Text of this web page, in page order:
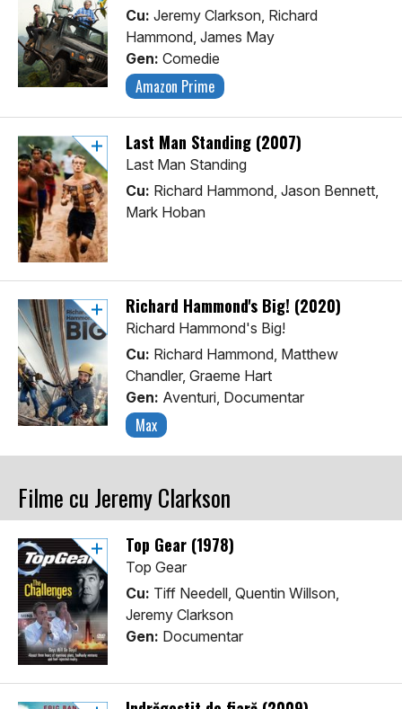
Cu: Jeremy Clarkson, Richard
Hammond, James May
Gen: Comedie
Amazon Prime
Last Man Standing (2007)
Last Man Standing
Cu: Richard Hammond, Jason Bennett,
Mark Hoban
Richard Hammond's Big! (2020)
Richard Hammond's Big!
Cu: Richard Hammond, Matthew
Chandler, Graeme Hart
Gen: Aventuri, Documentar
Max
Filme cu Jeremy Clarkson
Top Gear (1978)
Top Gear
Cu: Tiff Needell, Quentin Willson,
Jeremy Clarkson
Gen: Documentar